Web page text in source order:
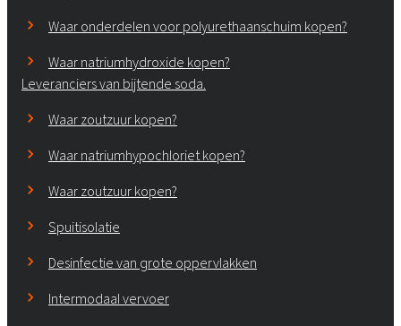
Waar onderdelen voor polyurethaanschuim kopen?
Waar natriumhydroxide kopen?
Leveranciers van bijtende soda.
Waar zoutzuur kopen?
Waar natriumhypochloriet kopen?
Waar zoutzuur kopen?
Spuitisolatie
Desinfectie van grote oppervlakken
Intermodaal vervoer